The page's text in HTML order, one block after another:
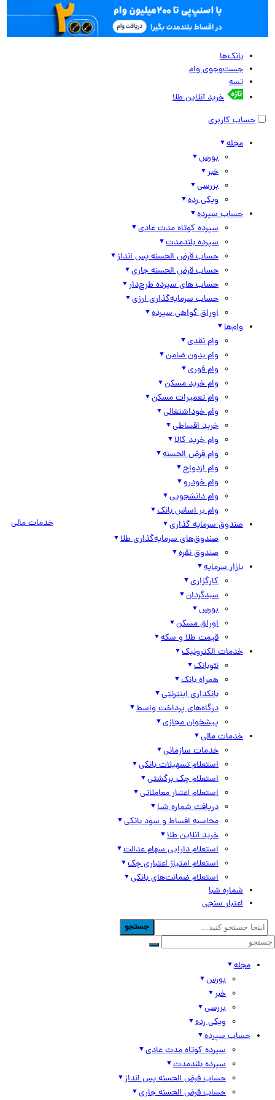
بانک‌ها
جست‌وجوی وام
تسه
خرید آنلاین طلا
حساب کاربری
مجله
بورس
خبر
بررسی
ویکی رده
حساب سپرده
سپرده کوتاه مدت عادی
سپرده بلندمدت
حساب قرض الحسنه پس انداز
حساب قرض الحسنه جاری
حساب های سپرده طرح‌دار
حساب سرمایه‌گذاری ارزی
اوراق گواهی سپرده
وام‌ها
وام نقدی
وام بدون ضامن
وام فوری
وام خرید مسکن
وام تعمیرات مسکن
وام خوداشتغالی
خرید اقساطی
وام خرید کالا
وام قرض الحسنه
وام ازدواج
وام خودرو
وام دانشجویی
وام بر اساس بانک
صندوق سرمایه گذاری
صندوق‌های سرمایه‌گذاری طلا
صندوق نقره
بازار سرمایه
کارگزاری
سبدگردان
بورس
اوراق مسکن
قیمت طلا و سکه
خدمات الکترونیک
نئوبانک
همراه بانک
بانکداری اینترنتی
درگاه‌های پرداخت واسط
پیشخوان مجازی
خدمات مالی
خدمات سازمانی
استعلام تسهیلات بانکی
استعلام چک برگشتی
استعلام اعتبار معاملاتی
دریافت شماره شبا
محاسبه اقساط و سود بانکی
خرید آنلاین طلا
استعلام دارایی سهام عدالت
استعلام امتیاز اعتباری چک
استعلام ضمانت‌های بانکی
شماره شبا
اعتبار سنجی
خدمات مالی
جستجو
مجله
بورس
خبر
بررسی
ویکی رده
حساب سپرده
سپرده کوتاه مدت عادی
سپرده بلندمدت
حساب قرض الحسنه پس انداز
حساب قرض الحسنه جاری